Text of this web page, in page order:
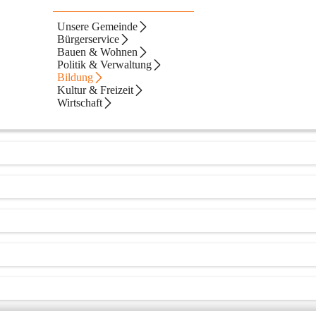
Unsere Gemeinde
Bürgerservice
Bauen & Wohnen
Politik & Verwaltung
Bildung
Kultur & Freizeit
Wirtschaft